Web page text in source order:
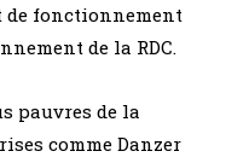
de fonctionnement
de la RDC.
pauvres de la
comme Danzer